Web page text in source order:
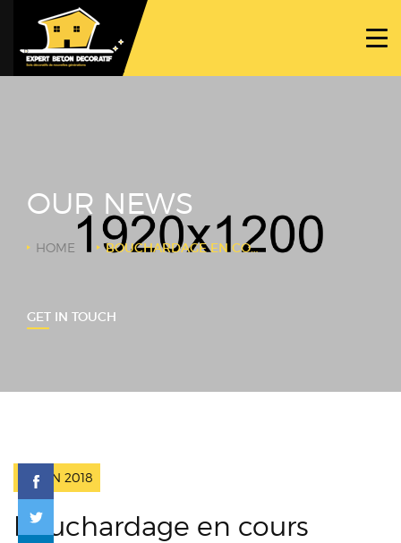
PROJETS
NOUS CONTACTER
OUR NEWS
HOME BOUCHARDAGE EN COURS
GET IN TOUCH
2 JUIN 2018
bouchardage en cours